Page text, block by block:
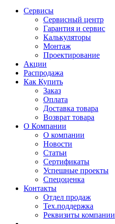
Сервисы
Сервисный центр
Гарантия и сервис
Калькуляторы
Монтаж
Проектирование
Акции
Распродажа
Как Купить
Заказ
Оплата
Доставка товара
Возврат товара
О Компании
О компании
Новости
Статьи
Сертификаты
Успешные проекты
Спецоценка
Контакты
Отдел продаж
Тех.поддержка
Реквизиты компании